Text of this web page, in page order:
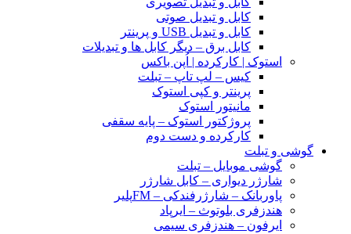
کابل و تبدیل صوتی
کابل و تبدیل USB و پرینتر
کابل برق – دیگر کابل ها و تبدیلات
استوک | کارکرده | اُپن باکس
کیس – لپ تاپ – تبلت
پرینتر و کپی استوک
مانیتور استوک
پروژکتور استوک – پایه سقفی
کارکرده و دست دوم
گوشی و تبلت
گوشی موبایل – تبلت
شارژر دیواری – کابل شارژر
پاوربانک – شارژرفندکی – FMپلیر
هندزفری بلوتوث – ایرپاد
ایرفون – هندزفری سیمی